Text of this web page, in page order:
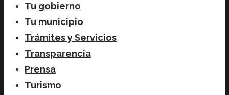
Tu gobierno
Tu municipio
Trámites y Servicios
Transparencia
Prensa
Turismo